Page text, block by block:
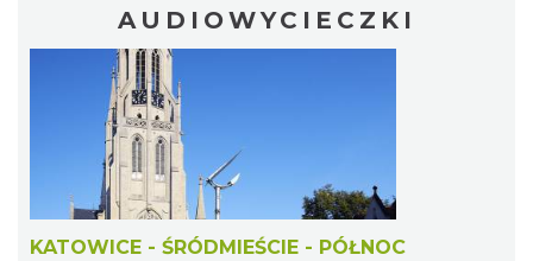
AUDIOWYCIECZKI
KATOWICE - ŚRÓDMIEŚCIE - PÓŁNOC